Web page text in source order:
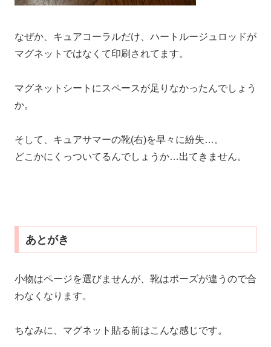
なぜか、キュアコーラルだけ、ハートルージュロッドが
マグネットではなくて印刷されてます。
マグネットシートにスペースが足りなかったんでしょう
か。
そして、キュアサマーの靴(右)を早々に紛失…。
どこかにくっついてるんでしょうか…出てきません。
あとがき
小物はページを選びませんが、靴はポーズが違うので合
わなくなります。
ちなみに、マグネット貼る前はこんな感じです。